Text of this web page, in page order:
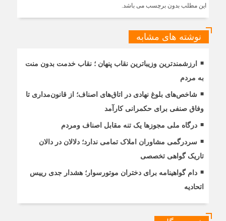
این مطلب بدون برچسب می باشد.
نوشته های مشابه
ارزشمندترین وزیباترین نقاب پنهان ؛ نقاب خدمت بدون منت
به مردم
شاخص‌های بلوغ نهادی در اتاق‌های اصناف؛ از قانون‌مداری تا
وفاق صنفی برای حکمرانی کارآمد
درگاه ملی مجوزها یک تنه مقابل اصناف ومردم
سردرگمی مشاوران املاک تمامی ندارد؛ دلالان در دالان
تاریک گواهی تخصصی
دام گواهینامه برای دختران موتورسوار؛ هشدار جدی رییس
اتحادیه